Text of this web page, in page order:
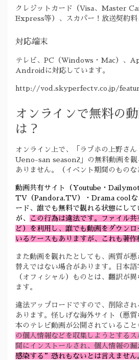
クレジットカード（Visa、Master
Express等）、スカパー！放送契約料
対応端末
テレビ、PC（Windows・Mac）、
Androidに対応しています。
http://vod.skyperfectv.co.jp/
オンラインで無料の
は？
オンライン上で、「ラブホの上野さ
Ueno-san season2」の無料動画を観
ありません。（イベント期間のものな
動画共有サイト（Youtube・
TV（Pandora.TV）・Drama coolな
ード、誰でも無料で観れる状態にし
が、
この行為は違法です。ファイル
ど）を利用し、誰でも動画をダウン
いるケースもありますが、これも著作
また動画を観れたとしても、画質が
替えではない場合があります。日本
（オフィシャル）ものとは、翻訳が
ます。
違法アップロードですので、削除さ
あります。怪しげな海外サイト（悪質
本のテレビ動画が公開されていること
の個人情報などを収集しようとする
間にインストールされ、個人情報の漏
感染する”恐れもないとは言えません